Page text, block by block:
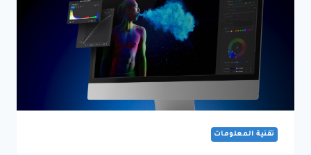
تقنية المعلومات